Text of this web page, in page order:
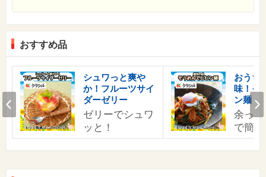
おすすめ品
シュワっと爽や
か！フルーツサイ
ダーゼリー
ゼリーでシュワ
ッと！
おうち
味！そ
ン麺
余っ
で簡
Prev